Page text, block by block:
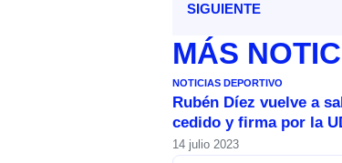
SIGUIENTE
MÁS
NOTICIAS DEPORTIVO
Rubén Díez vuelve a
cedido y firma por la
14 julio 2023